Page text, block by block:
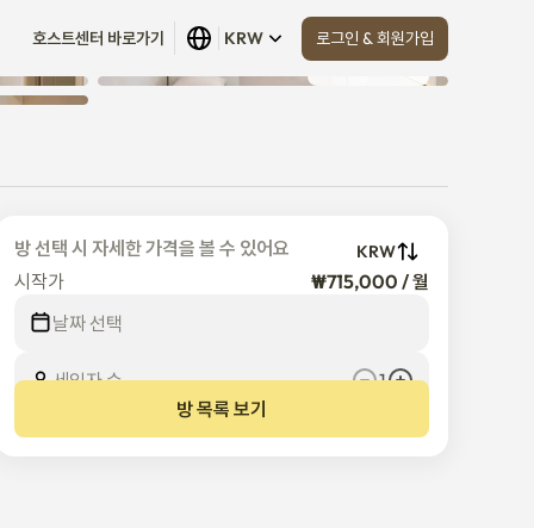
호스트센터 바로가기 KRW
로그인 & 회원가입
모두 보기 (4)
방 선택 시 자세한 가격을 볼 수 있어요 KRW
시작가
₩715,000 / 월
날짜 선택
세입자 수
1
방 목록 보기